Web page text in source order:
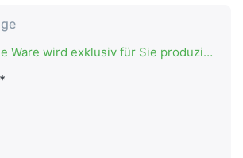
Ware wird exklusiv für Sie produziert!